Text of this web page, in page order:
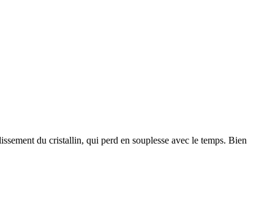
du cristallin, qui perd en souplesse avec le temps. Bien